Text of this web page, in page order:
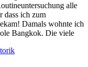
alle
dass ich zum
Damals wohnte ich
Bangkok. Die viele